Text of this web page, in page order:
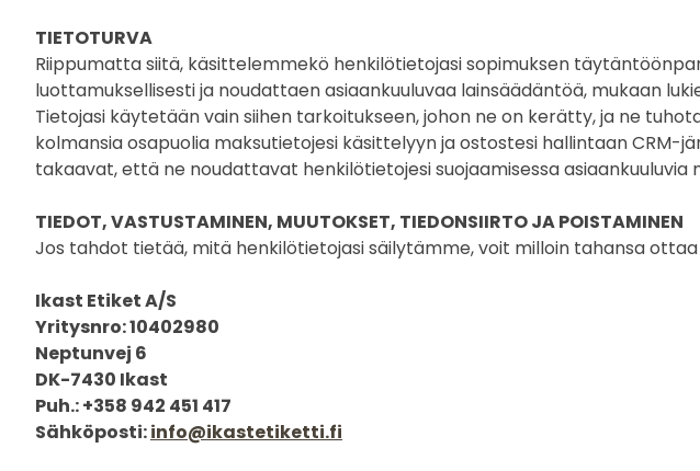
TIETOTURVA
Riippumatta siitä, käsittelemmekö henkilötietojasi sopimuksen
luottamuksellisesti ja noudattaen asiaankuuluvaa lainsäädäntöä, mukaan
Tietojasi käytetään vain siihen tarkoitukseen, johon ne on kerätty, ja ne
kolmansia osapuolia maksutietojesi käsittelyyn ja ostostesi hallintaan
takaavat, että ne noudattavat henkilötietojesi suojaamisessa asiaankuuluvia
TIEDOT, VASTUSTAMINEN, MUUTOKSET, TIEDONSIIRTO JA POISTAMINEN
Jos tahdot tietää, mitä henkilötietojasi säilytämme, voit milloin tahansa
Ikast Etiket A/S
Yritysnro: 10402980
Neptunvej 6
DK-7430 Ikast
Puh.: +358 942 451 417
Sähköposti:info@ikastetiketti.fi